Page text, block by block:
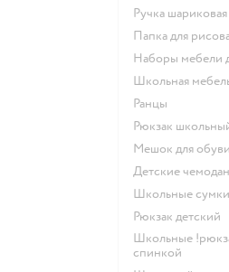
Ручка
Папка для
Наборы мебели
Школьная
Ранцы
Рюкзак
Мешок для обуви
Детские
Школьные сумки
Рюкзак детский
Школьные !рюкзаки с ортопедической
спинкой